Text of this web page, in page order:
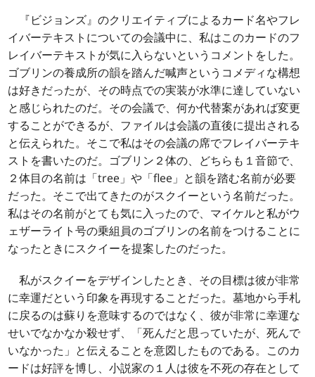
『ビジョンズ』のクリエイティブによるカード名やフレ
イバーテキストについての会議中に、私はこのカードのフ
レイバーテキストが気に入らないというコメントをした。
ゴブリンの養成所の韻を踏んだ喊声というコメディな構想
は好きだったが、その時点での実装が水準に達していない
と感じられたのだ。その会議で、何か代替案があれば変更
することができるが、ファイルは会議の直後に提出される
と伝えられた。そこで私はその会議の席でフレイバーテキ
ストを書いたのだ。ゴブリン２体の、どちらも１音節で、
２体目の名前は「tree」や「flee」と韻を踏む名前が必要
だった。そこで出てきたのがスクイーという名前だった。
私はその名前がとても気に入ったので、マイケルと私がウ
ェザーライト号の乗組員のゴブリンの名前をつけることに
なったときにスクイーを提案したのだった。
私がスクイーをデザインしたとき、その目標は彼が非常
に幸運だという印象を再現することだった。墓地から手札
に戻るのは蘇りを意味するのではなく、彼が非常に幸運な
せいでなかなか殺せず、「死んだと思っていたが、死んで
いなかった」と伝えることを意図したものである。このカ
ードは好評を博し、小説家の１人は彼を不死の存在として